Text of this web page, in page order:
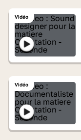
Vidéo
Vidéo